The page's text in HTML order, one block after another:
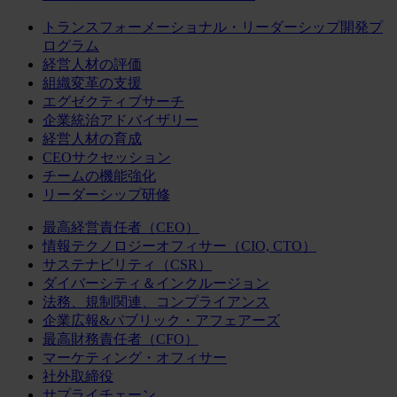
トランスフォーメーショナル・リーダーシップ開発プ
ログラム
経営人材の評価
組織変革の支援
エグゼクティブサーチ
企業統治アドバイザリー
経営人材の育成
CEOサクセッション
チームの機能強化
リーダーシップ研修
最高経営責任者（CEO）
情報テクノロジーオフィサー（CIO, CTO）
サステナビリティ（CSR）
ダイバーシティ＆インクルージョン
法務、規制関連、コンプライアンス
企業広報&パブリック・アフェアーズ
最高財務責任者（CFO）
マーケティング・オフィサー
社外取締役